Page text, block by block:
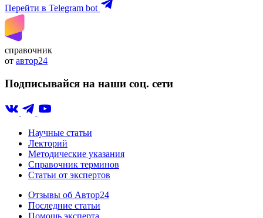
Перейти в Telegram bot
справочник
от автор24
Подписывайся на наши соц. сети
Научные статьи
Лекторий
Методические указания
Справочник терминов
Статьи от экспертов
Отзывы об Автор24
Последние статьи
Помощь эксперта